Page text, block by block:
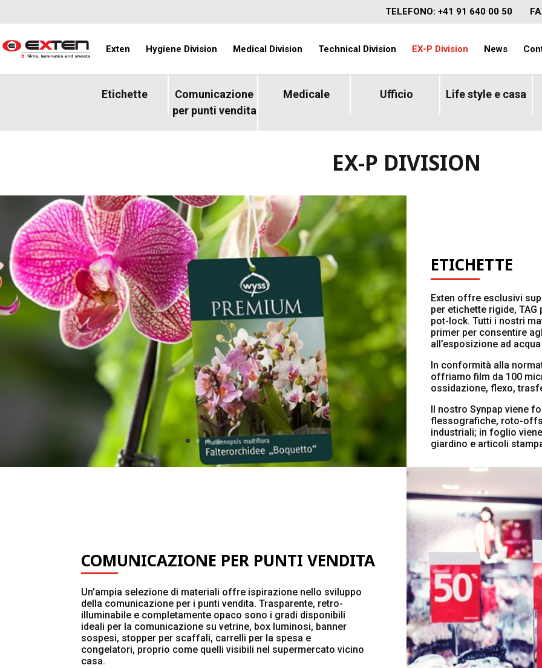
TELEFONO: +41 91 640 00 50
Exten Hygiene Division Medical Division Technical Division EX-P Division News
Etichette
Comunicazione
per punti vendita
Medicale Ufficio Life style e casa
EX-P DIVISION
ETICHETTE
Exten offre esclusivi
per etichette rigide,
pot-lock. Tutti i nostri
primer per consentire
all’esposizione ad
In conformità alla
offriamo film da 100
ossidazione, flexo,
Il nostro Synpap viene
flessografiche, roto-
industriali; in foglio
giardino e articoli
COMUNICAZIONE PER PUNTI VENDITA
Un’ampia selezione di materiali offre ispirazione nello sviluppo
della comunicazione per i punti vendita. Trasparente, retro-
illuminabile e completamente opaco sono i gradi disponibili
ideali per la comunicazione su vetrine, box luminosi, banner
sospesi, stopper per scaffali, carrelli per la spesa e
congelatori, proprio come quelli visibili nel supermercato vicino
casa.